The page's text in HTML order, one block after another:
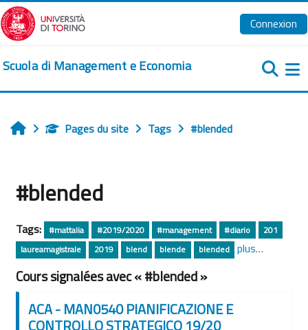
Passer au contenu principal
Connexion
Scuola di Management e Economia
AccueilPages du site Tags #blended
#blended
Tags: #mattalia #2019/2020 #management #diario
201
laureamagistrale
2019 blend blende blended plus…
Cours signalées avec « #blended »
ACA - MAN0540 PIANIFICAZIONE E
CONTROLLO STRATEGICO 19/20